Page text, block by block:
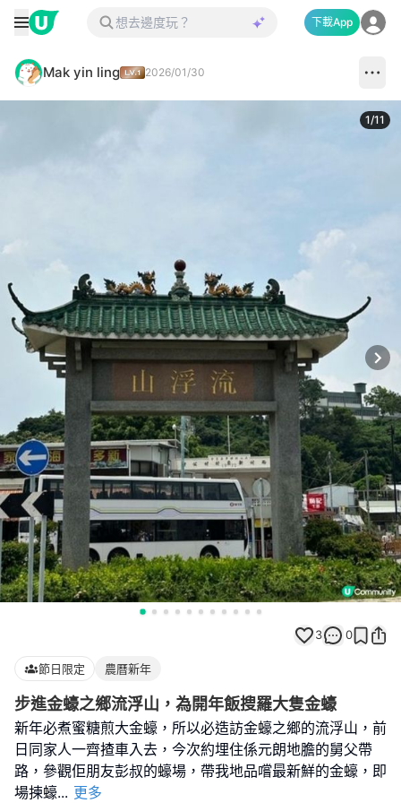
下載App
Mak yin ling 2026/01/30
1/11
3 0
節日限定 農曆新年
步進金蠔之鄉流浮山，為開年飯搜羅大隻金蠔
新年必煮蜜糖煎大金蠔，所以必造訪金蠔之鄉的流浮山，前
日同家人一齊揸車入去，今次約埋住係元朗地膽的舅父帶
路，參觀佢朋友彭叔的蠔場，帶我地品嚐最新鮮的金蠔，即
場揀蠔... 更多